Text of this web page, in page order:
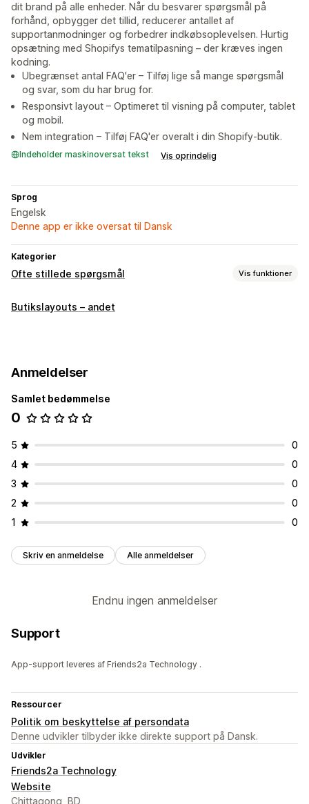
dit brand på alle enheder. Når du besvarer spørgsmål på
forhånd, opbygger det tillid, reducerer antallet af
supportanmodninger og forbedrer indkøbsoplevelsen. Hurtig
opsætning med Shopifys tematilpasning – der kræves ingen
kodning.
Ubegrænset antal FAQ'er – Tilføj lige så mange spørgsmål
og svar, som du har brug for.
Responsivt layout – Optimeret til visning på computer, tablet
og mobil.
Nem integration – Tilføj FAQ'er overalt i din Shopify-butik.
Indeholder maskinoversat tekst Vis oprindelig
Sprog
Engelsk
Denne app er ikke oversat til Dansk
Kategorier
Ofte stillede spørgsmål Vis funktioner
Redigeringsværktøjer
Produktside
Side med ofte stillede spørgsmål
Butikslayouts – andet
Anmeldelser
Samlet bedømmelse
0
5
0
4
0
3
0
2
0
1
0
Skriv en anmeldelse Alle anmeldelser
Endnu ingen anmeldelser
Support
App-support leveres af Friends2a Technology .
Ressourcer
Politik om beskyttelse af persondata
Denne udvikler tilbyder ikke direkte support på Dansk.
Udvikler
Friends2a Technology
Website
Chittagong, BD